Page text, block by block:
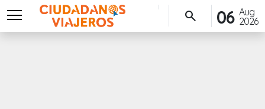
menu
Aug
2026
06
search